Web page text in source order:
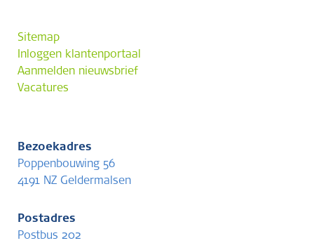
Sitemap
Inloggen klantenportaal
Aanmelden nieuwsbrief
Vacatures
Bezoekadres
Poppenbouwing 56
4191 NZ Geldermalsen
Postadres
Postbus 202